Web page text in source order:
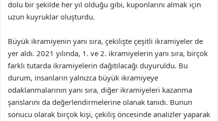
dolu bir şekilde her yıl olduğu gibi, kuponlarını almak için
uzun kuyruklar oluşturdu.
Büyük ikramiyenin yanı sıra, çekilişte çeşitli ikramiyeler de
yer aldı. 2021 yılında, 1. ve 2. ikramiyelerin yanı sıra, birçok
farklı tutarda ikramiyelerin dağıtılacağı duyuruldu. Bu
durum, insanların yalnızca büyük ikramiyeye
odaklanmalarının yanı sıra, diğer ikramiyeleri kazanma
şanslarını da değerlendirmelerine olanak tanıdı. Bunun
sonucu olarak birçok kişi, çekiliş öncesinde analizler yaparak